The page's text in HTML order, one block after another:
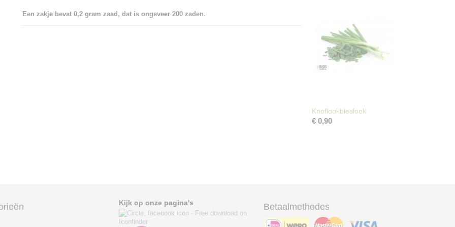
Een zakje bevat 0,2 gram zaad, dat is ongeveer 200 zaden.
Knoflookbieslook
€ 0,90
Kijk op onze pagina's Betaalmethodes